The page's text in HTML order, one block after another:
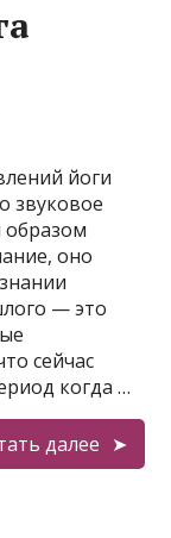
йоги
звуковое
образом
оно
— это
сейчас
когда …
далее